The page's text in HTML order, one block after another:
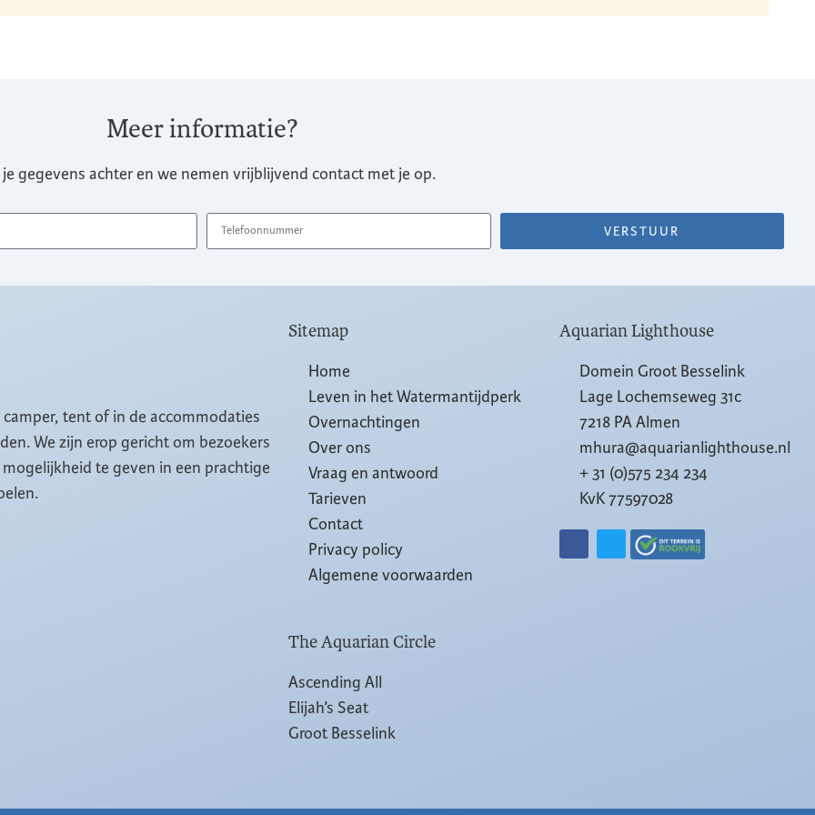
Meer informatie?
gegevens achter en we nemen vrijblijvend contact met je op.
VERSTUUR
tent of in de accommodaties
We zijn erop gericht om bezoekers
te geven in een prachtige
Sitemap
Home
Leven in het Watermantijdperk
Overnachtingen
Over ons
Vraag en antwoord
Tarieven
Contact
Privacy policy
Algemene voorwaarden
The Aquarian Circle
Ascending All
Elijah’s Seat
Groot Besselink
Aquarian Lighthouse
Domein Groot Besselink
Lage Lochemseweg 31c
7218 PA Almen
mhura@aquarianlighthouse.nl
+ 31 (0)575 234 234
KvK 77597028